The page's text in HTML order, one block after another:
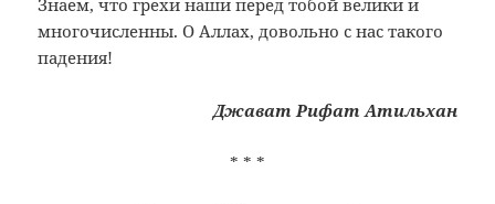
Знаем, что грехи наши перед тобой велики и
многочисленны. О Аллах, довольно с нас такого
падения!
Джават Рифат Атильхан
* * *